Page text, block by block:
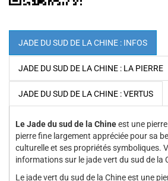
JADE DU SUD DE LA CHINE : INFOS
JADE DU SUD DE LA CHINE : LA PIERRE
JADE DU SUD DE LA CHINE : VERTUS
Le Jade du sud de la Chineest une
pierre fine largement appréciée pour sa
culturelle et ses propriétés symboliques.
informations sur le jade vert du sud de la
Le jade vert du sud de la Chine est une